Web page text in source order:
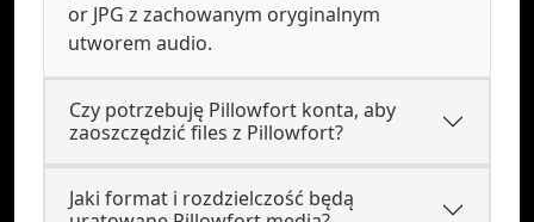
or JPG z zachowanym oryginalnym
utworem audio.
Czy potrzebuję Pillowfort konta, aby
zaoszczędzić files z Pillowfort?
Jaki format i rozdzielczość będą